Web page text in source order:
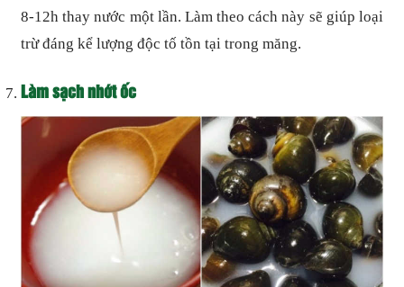
8-12h thay nước một lần. Làm theo cách này sẽ giúp loại
trừ đáng kể lượng độc tố tồn tại trong măng.
Làm sạch nhớt ốc